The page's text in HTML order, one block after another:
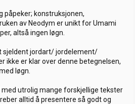
påpeker; konstruksjonen,
av Neodym er unikt for Umami
altså ingen løgn.
sjeldent jordart/ jordelement/
ikke er klar over denne betegnelsen,
løgn.
utrolig mange forskjellige tekster
alltid å presentere så godt og